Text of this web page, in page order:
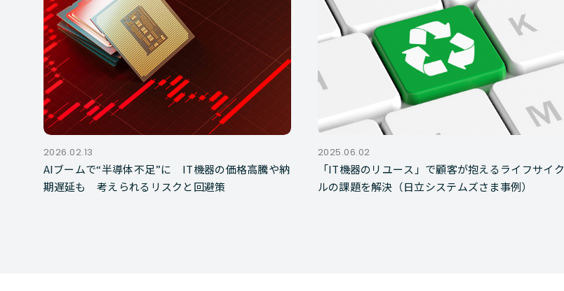
2026.02.13
AIブームで“半導体不足”に IT機器の価格高騰や納
期遅延も 考えられるリスクと回避策
2025.06.02
「IT機器のリユース」で顧客が抱えるライフサイク
ルの課題を解決（日立システムズさま事例）